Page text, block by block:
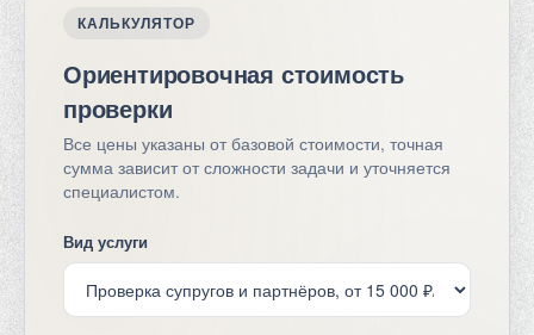
КАЛЬКУЛЯТОР
Ориентировочная стоимость
проверки
Все цены указаны от базовой стоимости, точная
сумма зависит от сложности задачи и уточняется
специалистом.
Вид услуги